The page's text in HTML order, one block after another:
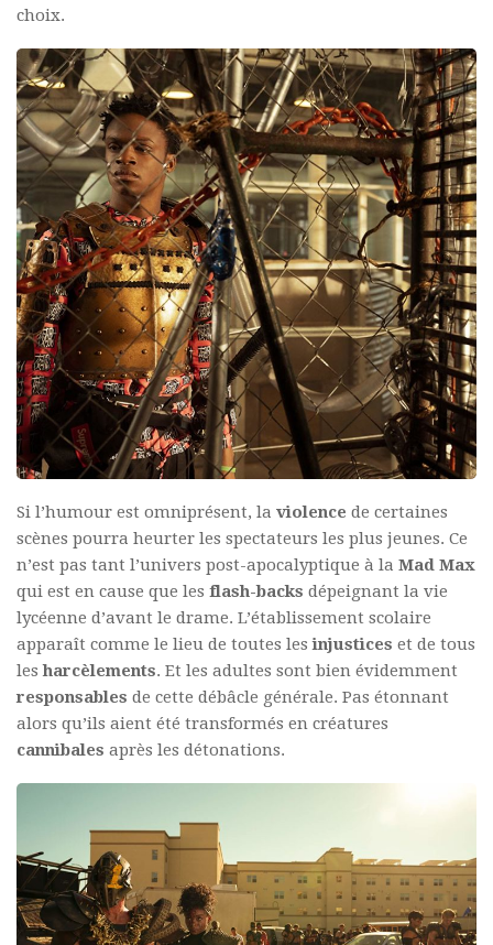
choix.
Si l’humour est omniprésent, la violence de certaines
scènes pourra heurter les spectateurs les plus jeunes. Ce
n’est pas tant l’univers post-apocalyptique à la Mad Max
qui est en cause que les flash-backs dépeignant la vie
lycéenne d’avant le drame. L’établissement scolaire
apparaît comme le lieu de toutes lesinjustices et de tous
lesharcèlements. Et les adultes sont bien évidemment
responsables de cette débâcle générale. Pas étonnant
alors qu’ils aient été transformés en créatures
cannibales après les détonations.